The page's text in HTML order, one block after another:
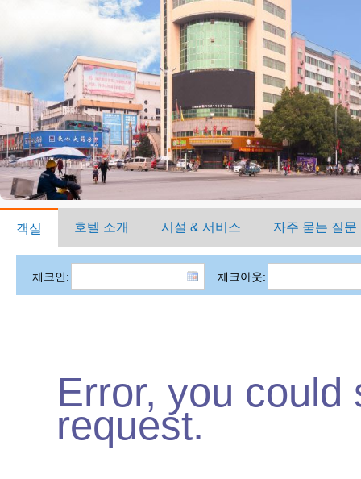
객실 호텔 소개 시설 & 서비스 자주 묻는 질문
체크인: 체크아웃:
Error, you could
request.